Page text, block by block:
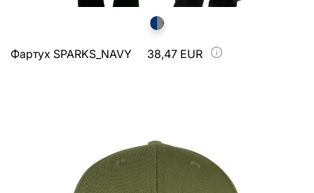
Фартух SPARKS_NAVY 38,47 EUR